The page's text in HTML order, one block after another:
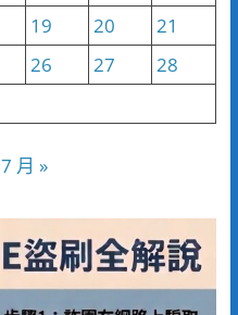
19 20
21
26 27
28
7 月 »